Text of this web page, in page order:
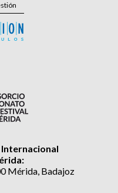
Mérida, Badajoz